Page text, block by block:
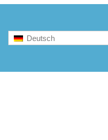
Deutsch